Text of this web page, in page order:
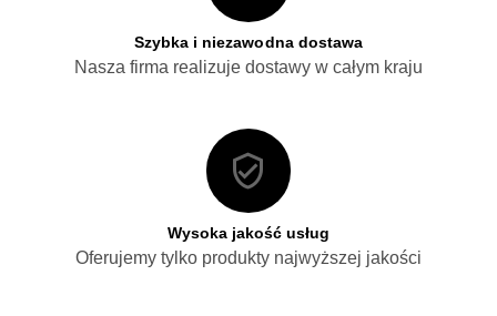
Szybka i niezawodna dostawa
Nasza firma realizuje dostawy w całym kraju
Wysoka jakość usług
Oferujemy tylko produkty najwyższej jakości